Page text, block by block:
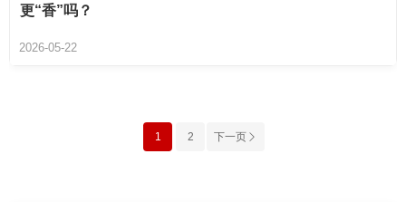
更“香”吗？
2026-05-22
1 2 下一页